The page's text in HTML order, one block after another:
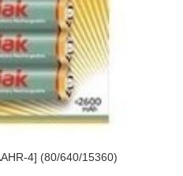
4] (80/640/15360)